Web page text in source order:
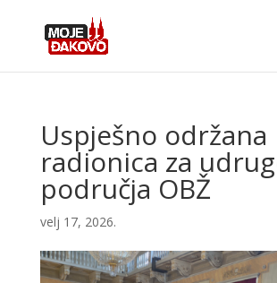
Uspješno održana
radionica za
područja OBŽ
velj 17, 2026.